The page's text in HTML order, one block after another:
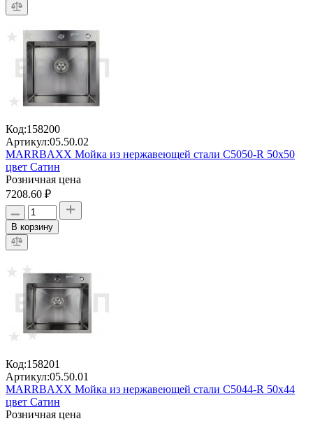
Код:158200
Артикул:05.50.02
MARRBAXX Мойка из нержавеющей стали C5050-R 50х50
цвет Сатин
Розничная цена
7208.60 ₽
В корзину
Код:158201
Артикул:05.50.01
MARRBAXX Мойка из нержавеющей стали C5044-R 50х44
цвет Сатин
Розничная цена